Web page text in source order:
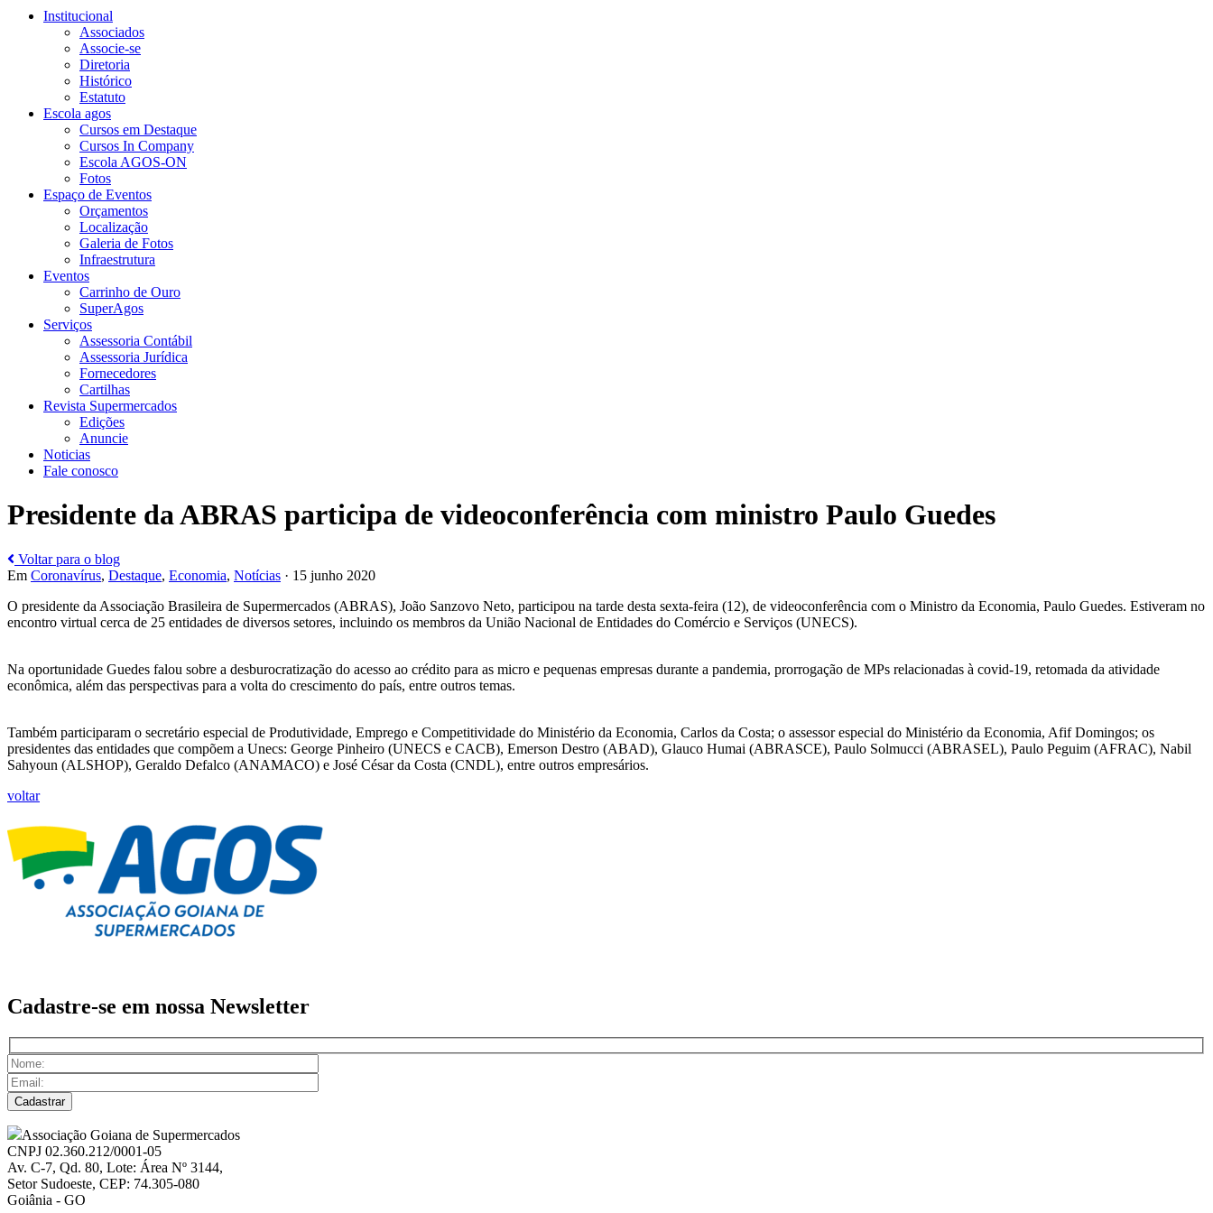
Institucional
Associados
Associe-se
Diretoria
Histórico
Estatuto
Escola agos
Cursos em Destaque
Cursos In Company
Escola AGOS-ON
Fotos
Espaço de Eventos
Orçamentos
Localização
Galeria de Fotos
Infraestrutura
Eventos
Carrinho de Ouro
SuperAgos
Serviços
Assessoria Contábil
Assessoria Jurídica
Fornecedores
Cartilhas
Revista Supermercados
Edições
Anuncie
Noticias
Fale conosco
Presidente da ABRAS participa de videoconferência com ministro Paulo Guedes
Voltar para o blog
Em Coronavírus, Destaque, Economia, Notícias · 15 junho 2020
O presidente da Associação Brasileira de Supermercados (ABRAS), João Sanzovo Neto, participou na tarde desta sexta-feira (12), de videoconferência com o Ministro da Economia, Paulo Guedes. Estiveram no
encontro virtual cerca de 25 entidades de diversos setores, incluindo os membros da União Nacional de Entidades do Comércio e Serviços (UNECS).
Na oportunidade Guedes falou sobre a desburocratização do acesso ao crédito para as micro e pequenas empresas durante a pandemia, prorrogação de MPs relacionadas à covid-19, retomada da atividade
econômica, além das perspectivas para a volta do crescimento do país, entre outros temas.
Também participaram o secretário especial de Produtividade, Emprego e Competitividade do Ministério da Economia, Carlos da Costa; o assessor especial do Ministério da Economia, Afif Domingos; os
presidentes das entidades que compõem a Unecs: George Pinheiro (UNECS e CACB), Emerson Destro (ABAD), Glauco Humai (ABRASCE), Paulo Solmucci (ABRASEL), Paulo Peguim (AFRAC), Nabil
Sahyoun (ALSHOP), Geraldo Defalco (ANAMACO) e José César da Costa (CNDL), entre outros empresários.
voltar
Cadastre-se em nossa Newsletter
Associação Goiana de Supermercados
CNPJ 02.360.212/0001-05
Av. C-7, Qd. 80, Lote: Área Nº 3144,
Setor Sudoeste, CEP: 74.305-080
Goiânia - GO